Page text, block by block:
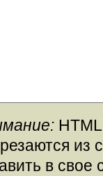
из
в